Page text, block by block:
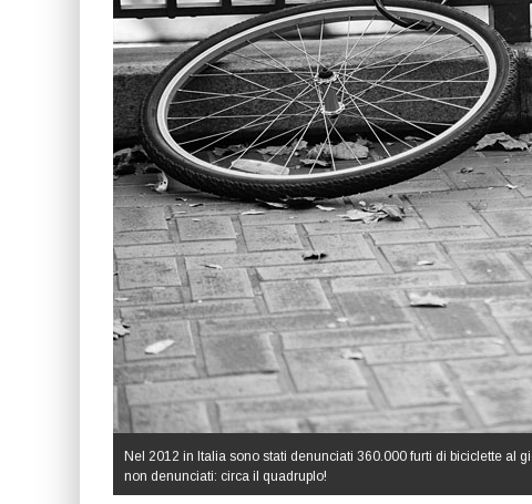
Nel 2012 in Italia sono stati denunciati 360.000 furti di biciclette al
non denunciati: circa il quadruplo!